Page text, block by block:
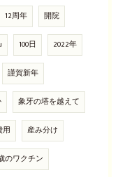
12周年 開院
100日 2022年
謹賀新年
象牙の塔を越えて
用 産み分け
のワクチン